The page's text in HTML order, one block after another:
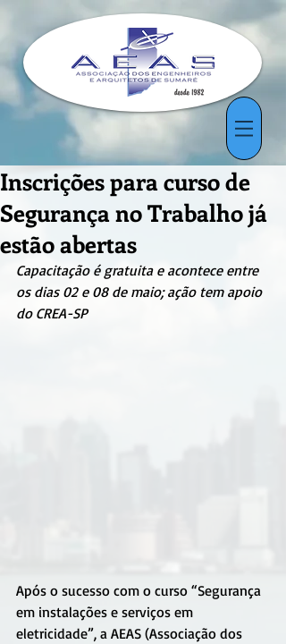
Inscrições para curso de
Segurança no Trabalho já
estão abertas
Capacitação é gratuita e acontece entre
os dias 02 e 08 de maio; ação tem apoio
do CREA-SP
Após o sucesso com o curso “Segurança
em instalações e serviços em
eletricidade”, a AEAS (Associação dos